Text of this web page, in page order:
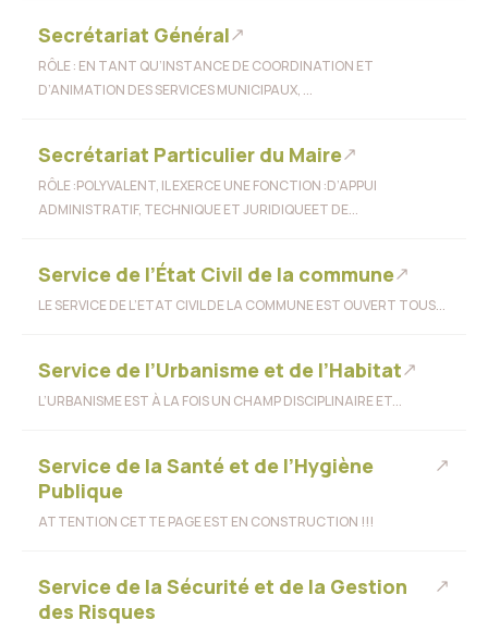
Secrétariat Général
RÔLE : EN TANT QU’INSTANCE DE COORDINATION ET
D’ANIMATION DES SERVICES MUNICIPAUX, ...
Secrétariat Particulier du Maire
RÔLE :POLYVALENT, IL EXERCE UNE FONCTION :D’APPUI
ADMINISTRATIF, TECHNIQUE ET JURIDIQUEET DE...
Service de l’État Civil de la commune
LE SERVICE DE L’ETAT CIVIL DE LA COMMUNE EST OUVERT TOUS...
Service de l’Urbanisme et de l’Habitat
L’URBANISME EST À LA FOIS UN CHAMP DISCIPLINAIRE ET...
Service de la Santé et de l’Hygiène
Publique
ATTENTION CETTE PAGE EST EN CONSTRUCTION !!!
Service de la Sécurité et de la Gestion
des Risques